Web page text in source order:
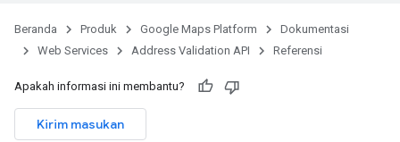
Beranda Produk Google Maps Platform
Dokumentasi
Web Services
Address Validation API Referensi
Apakah informasi ini membantu?
Kirim masukan